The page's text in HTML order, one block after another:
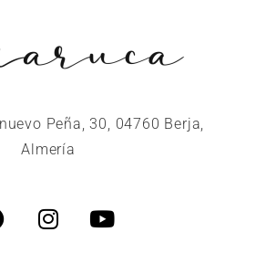
Peña, 30, 04760 Berja,
Almería